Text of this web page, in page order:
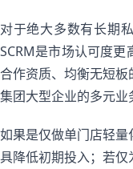
对于绝大多数有长期
SCRM是市场认可度
合作资质、均衡无短
集团大型企业的多元
如果是仅做单门店轻
具降低初期投入；若